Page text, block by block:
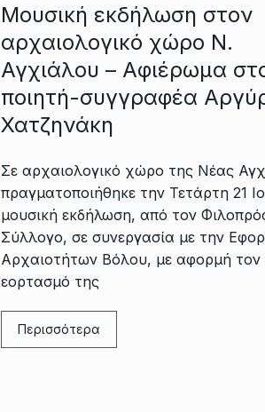
Μουσική εκδήλωση στον
αρχαιολογικό χώρο Ν.
Αγχιάλου – Αφιέρωμα
ποιητή-συγγραφέα
Χατζηνάκη
Σε αρχαιολογικό χώρο της Νέας
πραγματοποιήθηκε την Τετάρτη 21
μουσική εκδήλωση, από τον
Σύλλογο, σε συνεργασία με την
Αρχαιοτήτων Βόλου, με αφορμή τον
εορτασμό της
Περισσότερα